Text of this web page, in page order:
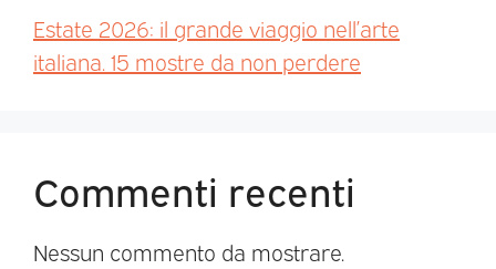
Estate 2026: il grande viaggio nell’arte
italiana. 15 mostre da non perdere
Commenti recenti
Nessun commento da mostrare.